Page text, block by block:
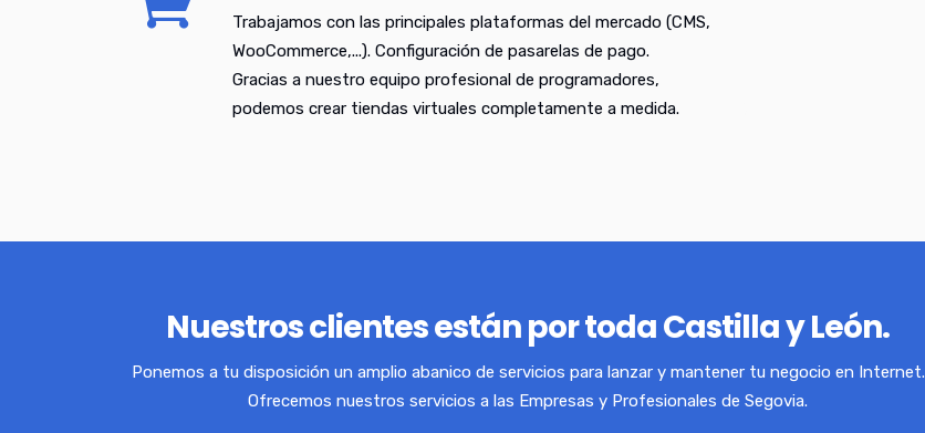
Trabajamos con las principales plataformas del mercado (CMS,
WooCommerce,...). Configuración de pasarelas de pago.
Gracias a nuestro equipo profesional de programadores,
podemos crear tiendas virtuales completamente a medida.
Nuestros clientes están por toda Castilla y León.
Ponemos a tu disposición un amplio abanico de servicios para lanzar y mantener tu negocio en Internet.
Ofrecemos nuestros servicios a las Empresas y Profesionales de Segovia.